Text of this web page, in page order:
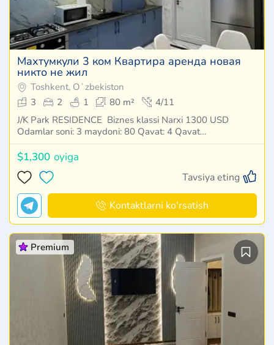
Махтумкули 3 ком Квартира аренда новая
никто не жил
Toshkent, Oʻzbekiston
3
2 1 80 m²
4/11
J/K Park RESIDENCE Biznes klassi Narxi 1300 USD
Odamlar soni: 3 maydoni: 80 Qavat: 4 Qavat…
$1,300 oyiga
Tavsiya eting
Kontaktlarni ko'rsatish
Premium